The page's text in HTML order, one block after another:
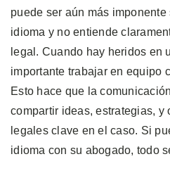
puede ser aún más imponente
idioma y no entiende
legal. Cuando hay heridos en
importante trabajar en equipo
Esto hace que la
compartir ideas, estrategias, y
legales clave en el caso. Si
idioma con su abogado, todo